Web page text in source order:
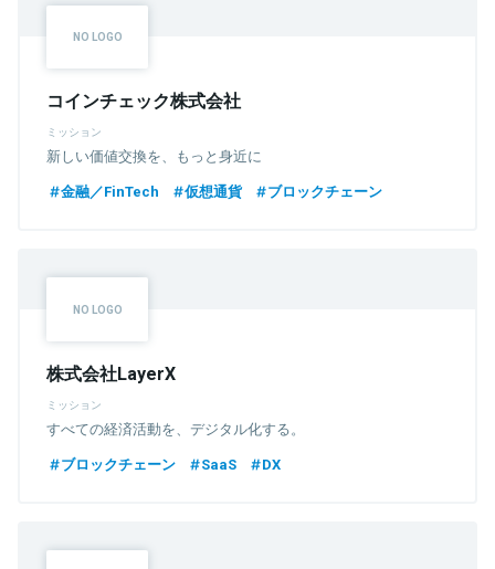
コインチェック株式会社
ミッション
新しい価値交換を、もっと身近に
金融／FinTech
仮想通貨 ブロックチェーン
株式会社LayerX
ミッション
すべての経済活動を、デジタル化する。
ブロックチェーン
SaaS DX